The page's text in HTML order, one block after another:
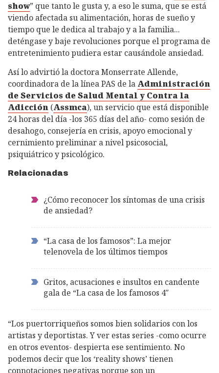
show” que tanto le gusta y, a eso le suma, que se está
viendo afectada su alimentación, horas de sueño y
tiempo que le dedica al trabajo y a la familia...
deténgase y baje revoluciones porque el programa de
entretenimiento pudiera estar causándole ansiedad.
Así lo advirtió la doctora Monserrate Allende,
coordinadora de la línea PAS de la Administración
de Servicios de Salud Mental y Contra la
Adicción (Assmca), un servicio que está disponible
24 horas del día -los 365 días del año- como sesión de
desahogo, consejería en crisis, apoyo emocional y
cernimiento preliminar a nivel psicosocial,
psiquiátrico y psicológico.
Relacionadas
¿Cómo reconocer los síntomas de una crisis
de ansiedad?
“La casa de los famosos”: La mejor
telenovela de los últimos tiempos
Gritos, acusaciones e insultos en candente
gala de “La casa de los famosos 4″
“Los puertorriqueños somos bien solidarios con los
artistas y deportistas. Y ver estas series -como ocurre
en otros eventos- despierta ese sentimiento. No
podemos decir que los ‘reality shows’ tienen
connotaciones negativas porque son un